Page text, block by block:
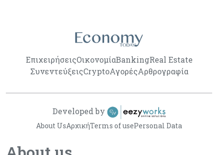
ΕπιχειρήσειςΟικονομίαBankingReal Estate
ΣυνεντεύξειςCryptoΑγορέςΑρθρογραφία
About UsΑρχικήTerms of usePersonal Data
Developed by